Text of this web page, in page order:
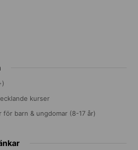
kurser
för barn & ungdomar (8-17 år)